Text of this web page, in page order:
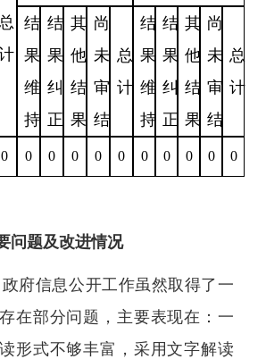
总
结
果
维
持
结
果
纠
正
其
他
结
果
尚
未
审
结
总
计
结
果
维
持
结
果
纠
正
其
他
结
果
尚
未
审
结
总
计
0 0 0 0 0 0 0 0 0 0 0
问题及改进情况
政府信息公开工作虽然取得了一
在部分问题，主要表现在 ：一
形式不够丰富，采用文字解读